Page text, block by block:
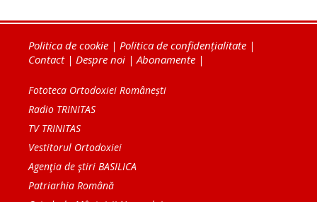
Politica de cookie | Politica de confidențialitate |
Contact| Despre noi | Abonamente |
Fototeca Ortodoxiei Românești
Radio TRINITAS
TV TRINITAS
Vestitorul Ortodoxiei
Agenţia de ştiri BASILICA
Patriarhia Română